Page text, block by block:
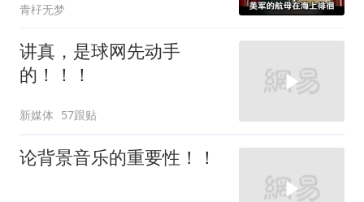
青杍无梦
讲真，是球网先动手
的！！！
新媒体 57跟贴
论背景音乐的重要性！！